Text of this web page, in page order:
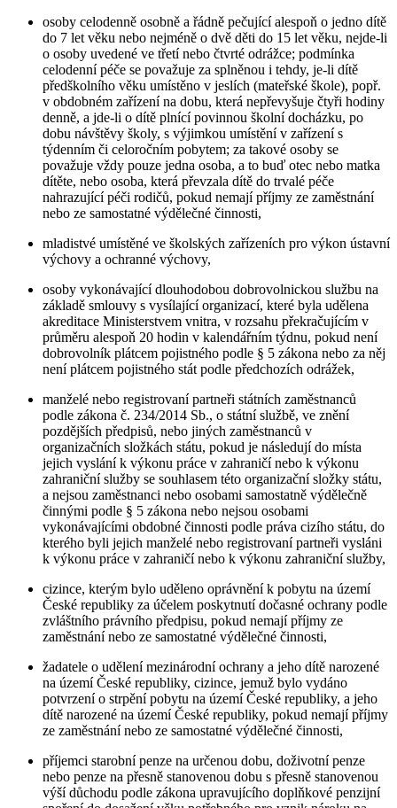
osoby celodenně osobně a řádně pečující alespoň o jedno dítě
do 7 let věku nebo nejméně o dvě děti do 15 let věku, nejde-li
o osoby uvedené ve třetí nebo čtvrté odrážce; podmínka
celodenní péče se považuje za splněnou i tehdy, je-li dítě
předškolního věku umístěno v jeslích (mateřské škole), popř.
v obdobném zařízení na dobu, která nepřevyšuje čtyři hodiny
denně, a jde-li o dítě plnící povinnou školní docházku, po
dobu návštěvy školy, s výjimkou umístění v zařízení s
týdenním či celoročním pobytem; za takové osoby se
považuje vždy pouze jedna osoba, a to buď otec nebo matka
dítěte, nebo osoba, která převzala dítě do trvalé péče
nahrazující péči rodičů, pokud nemají příjmy ze zaměstnání
nebo ze samostatné výdělečné činnosti,
mladistvé umístěné ve školských zařízeních pro výkon ústavní
výchovy a ochranné výchovy,
osoby vykonávající dlouhodobou dobrovolnickou službu na
základě smlouvy s vysílající organizací, které byla udělena
akreditace Ministerstvem vnitra, v rozsahu překračujícím v
průměru alespoň 20 hodin v kalendářním týdnu, pokud není
dobrovolník plátcem pojistného podle § 5 zákona nebo za něj
není plátcem pojistného stát podle předchozích odrážek,
manželé nebo registrovaní partneři státních zaměstnanců
podle zákona č. 234/2014 Sb., o státní službě, ve znění
pozdějších předpisů, nebo jiných zaměstnanců v
organizačních složkách státu, pokud je následují do místa
jejich vyslání k výkonu práce v zahraničí nebo k výkonu
zahraniční služby se souhlasem této organizační složky státu,
a nejsou zaměstnanci nebo osobami samostatně výdělečně
činnými podle § 5 zákona nebo nejsou osobami
vykonávajícími obdobné činnosti podle práva cizího státu, do
kterého byli jejich manželé nebo registrovaní partneři vysláni
k výkonu práce v zahraničí nebo k výkonu zahraniční služby,
cizince, kterým bylo uděleno oprávnění k pobytu na území
České republiky za účelem poskytnutí dočasné ochrany podle
zvláštního právního předpisu, pokud nemají příjmy ze
zaměstnání nebo ze samostatné výdělečné činnosti,
žadatele o udělení mezinárodní ochrany a jeho dítě narozené
na území České republiky, cizince, jemuž bylo vydáno
potvrzení o strpění pobytu na území České republiky, a jeho
dítě narozené na území České republiky, pokud nemají příjmy
ze zaměstnání nebo ze samostatné výdělečné činnosti,
příjemci starobní penze na určenou dobu, doživotní penze
nebo penze na přesně stanovenou dobu s přesně stanovenou
výší důchodu podle zákona upravujícího doplňkové penzijní